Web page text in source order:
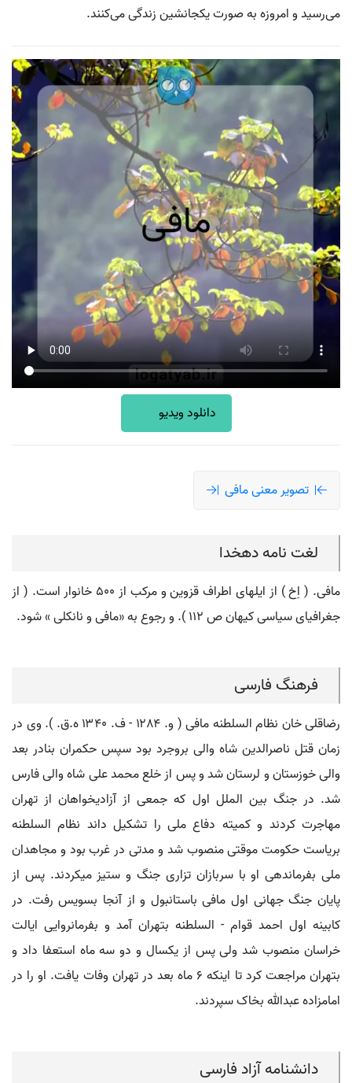
می‌رسید و امروزه به صورت یکجانشین زندگی می‌کنند.
دانلود ویدیو
تصویر معنی مافی
لغت نامه دهخدا
مافی. ( اِخ ) از ایلهای اطراف قزوین و مرکب از 500 خانوار است. ( از
جغرافیای سیاسی کیهان ص 112 ). و رجوع به «مافی و نانکلی » شود.
فرهنگ فارسی
رضاقلی خان نظام السلطنه مافی ( و. ۱۲۸۴ - ف. ۱۳۴٠ ه.ق. ). وی در
زمان قتل ناصرالدین شاه والی بروجرد بود سپس حکمران بنادر بعد
والی خوزستان و لرستان شد و پس از خلع محمد علی شاه والی فارس
شد. در جنگ بین الملل اول که جمعی از آزادیخواهان از تهران
مهاجرت کردند و کمیته دفاع ملی را تشکیل داند نظام السلطنه
بریاست حکومت موقتی منصوب شد و مدتی در غرب بود و مجاهدان
ملی بفرماندهی او با سربازان تزاری جنگ و ستیز میکردند. پس از
پایان جنگ جهانی اول مافی باستانبول و از آنجا بسویس رفت. در
کابینه اول احمد قوام - السلطنه بتهران آمد و بفرمانروایی ایالت
خراسان منصوب شد ولی پس از یکسال و دو سه ماه استعفا داد و
بتهران مراجعت کرد تا اینکه ۶ ماه بعد در تهران وفات یافت. او را در
امامزاده عبدالله بخاک سپردند.
دانشنامه آزاد فارسی